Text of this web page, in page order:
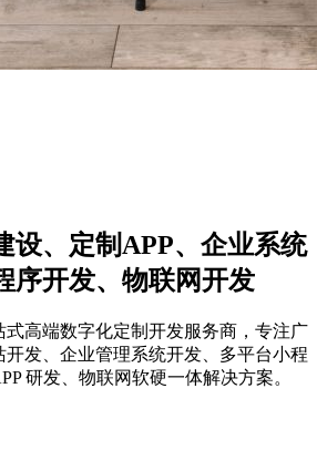
设、定制APP、企业系统
序开发、物联网开发
高端数字化定制开发服务商，专注广
发、企业管理系统开发、多平台小程
研发、物联网软硬一体解决方案。